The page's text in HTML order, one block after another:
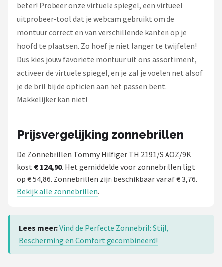
beter! Probeer onze virtuele spiegel, een virtueel
uitprobeer-tool dat je webcam gebruikt om de
montuur correct en van verschillende kanten op je
hoofd te plaatsen. Zo hoef je niet langer te twijfelen!
Dus kies jouw favoriete montuur uit ons assortiment,
activeer de virtuele spiegel, en je zal je voelen net alsof
je de bril bij de opticien aan het passen bent.
Makkelijker kan niet!
Prijsvergelijking zonnebrillen
De Zonnebrillen Tommy Hilfiger TH 2191/S AOZ/9K
kost € 124,90. Het gemiddelde voor zonnebrillen ligt
op € 54,86. Zonnebrillen zijn beschikbaar vanaf € 3,76.
Bekijk alle zonnebrillen.
Lees meer:Vind de Perfecte Zonnebril: Stijl,
Bescherming en Comfort gecombineerd!